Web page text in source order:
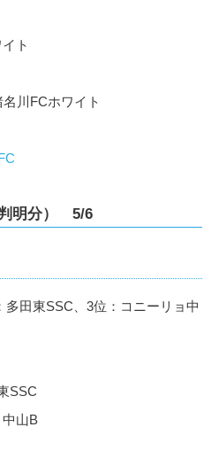
ト
FCホワイト
明分） 5/6
田東SSC、3位：コニーリョ中
SSC
山B